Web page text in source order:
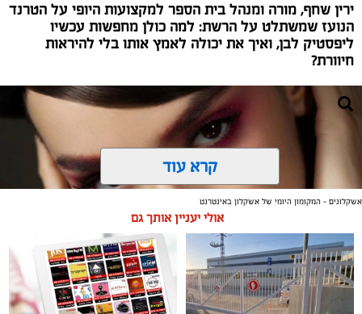
צילום יחצ
לכבוד טו באב ביקשנו מורוניקה מייזלר, דיאטנית קלינית
בשיטתNLP ויועצת לחברת הרבלייף,
שמאחורי הפרפרים והחשקים, ובעיקר להבין למה לפעמים
אנחנו לא רעבים לאוכל, אלא למשהו הרבה יותר עמוק
ובסיסי.
ירין שחף, מורה ומנהל בית הספר למקצועות היופי על הטרנד
הנועז שמשתלט על הרשת: למה כולן מחפשות עכשיו
ליפסטיק לבן, ואיך את יכולה לאמץ אותו בלי להיראות
חיוורת?
קרא עוד
אשקלונים - המקומון היומי של אשקלון באינטרנט
אולי יעניין אותך גם